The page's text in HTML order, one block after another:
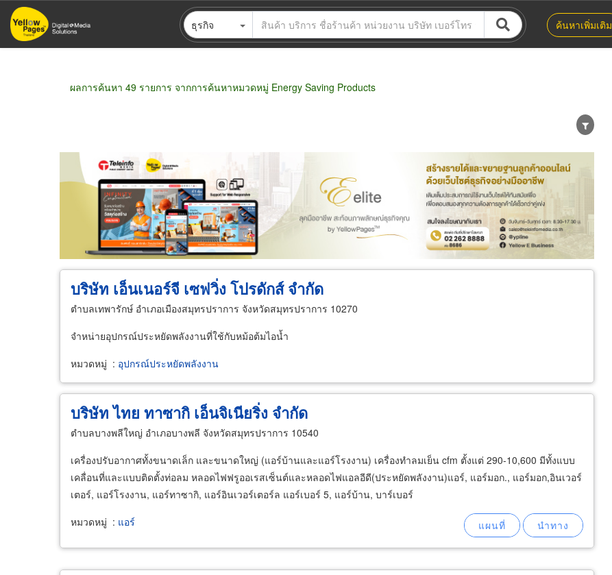
ข้าม
ไป
ธุรกิจ ค้นหาเพิ่มเติม
ผลการค้นหา 49 รายการ จากการค้นหาหมวดหมู่ Energy Saving Products
ขายส่ง ขายปลีก ผู้ผลิต ตัวแทนจัดจำหน่าย ผู้ส่งออก/นำเข้า ธุรกิจบริการ
บริษัท เอ็นเนอร์จี เซฟวิ่ง โปรดักส์ จำกัด
ตำบลเทพารักษ์ อำเภอเมืองสมุทรปราการ จังหวัดสมุทรปราการ 10270
จำหน่ายอุปกรณ์ประหยัดพลังงานที่ใช้กับหม้อต้มไอน้ำ
หมวดหมู่ : อุปกรณ์ประหยัดพลังงาน
บริษัท ไทย ทาซากิ เอ็นจิเนียริ่ง จำกัด
ตำบลบางพลีใหญ่ อำเภอบางพลี จังหวัดสมุทรปราการ 10540
เครื่องปรับอากาศทั้งขนาดเล็ก และขนาดใหญ่ (แอร์บ้านและแอร์โรงงาน) เครื่องทำลมเย็น cfm ตั้งแต่ 290-10,600 มีทั้งแบบ
เคลื่อนที่และแบบติดตั้งท่อลม หลอดไฟฟรูออเรสเซ็นต์และหลอดไฟแอลอีดี(ประหยัดพลังงาน)แอร์, แอร์มอก., แอร์มอก,อินเวอร์
เตอร์, แอร์โรงงาน, แอร์ทาซากิ, แอร์อินเวอร์เตอร์ล แอร์เบอร์ 5, แอร์บ้าน, บาร์เบอร์
หมวดหมู่ : แอร์